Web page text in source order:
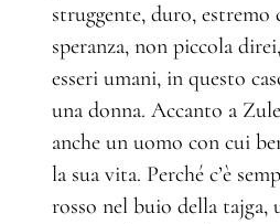
struggente, duro, estremo
speranza, non piccola
esseri umani, in questo
una donna. Accanto a
anche un uomo con cui
la sua vita. Perché c’è
rosso nel buio della tajga,